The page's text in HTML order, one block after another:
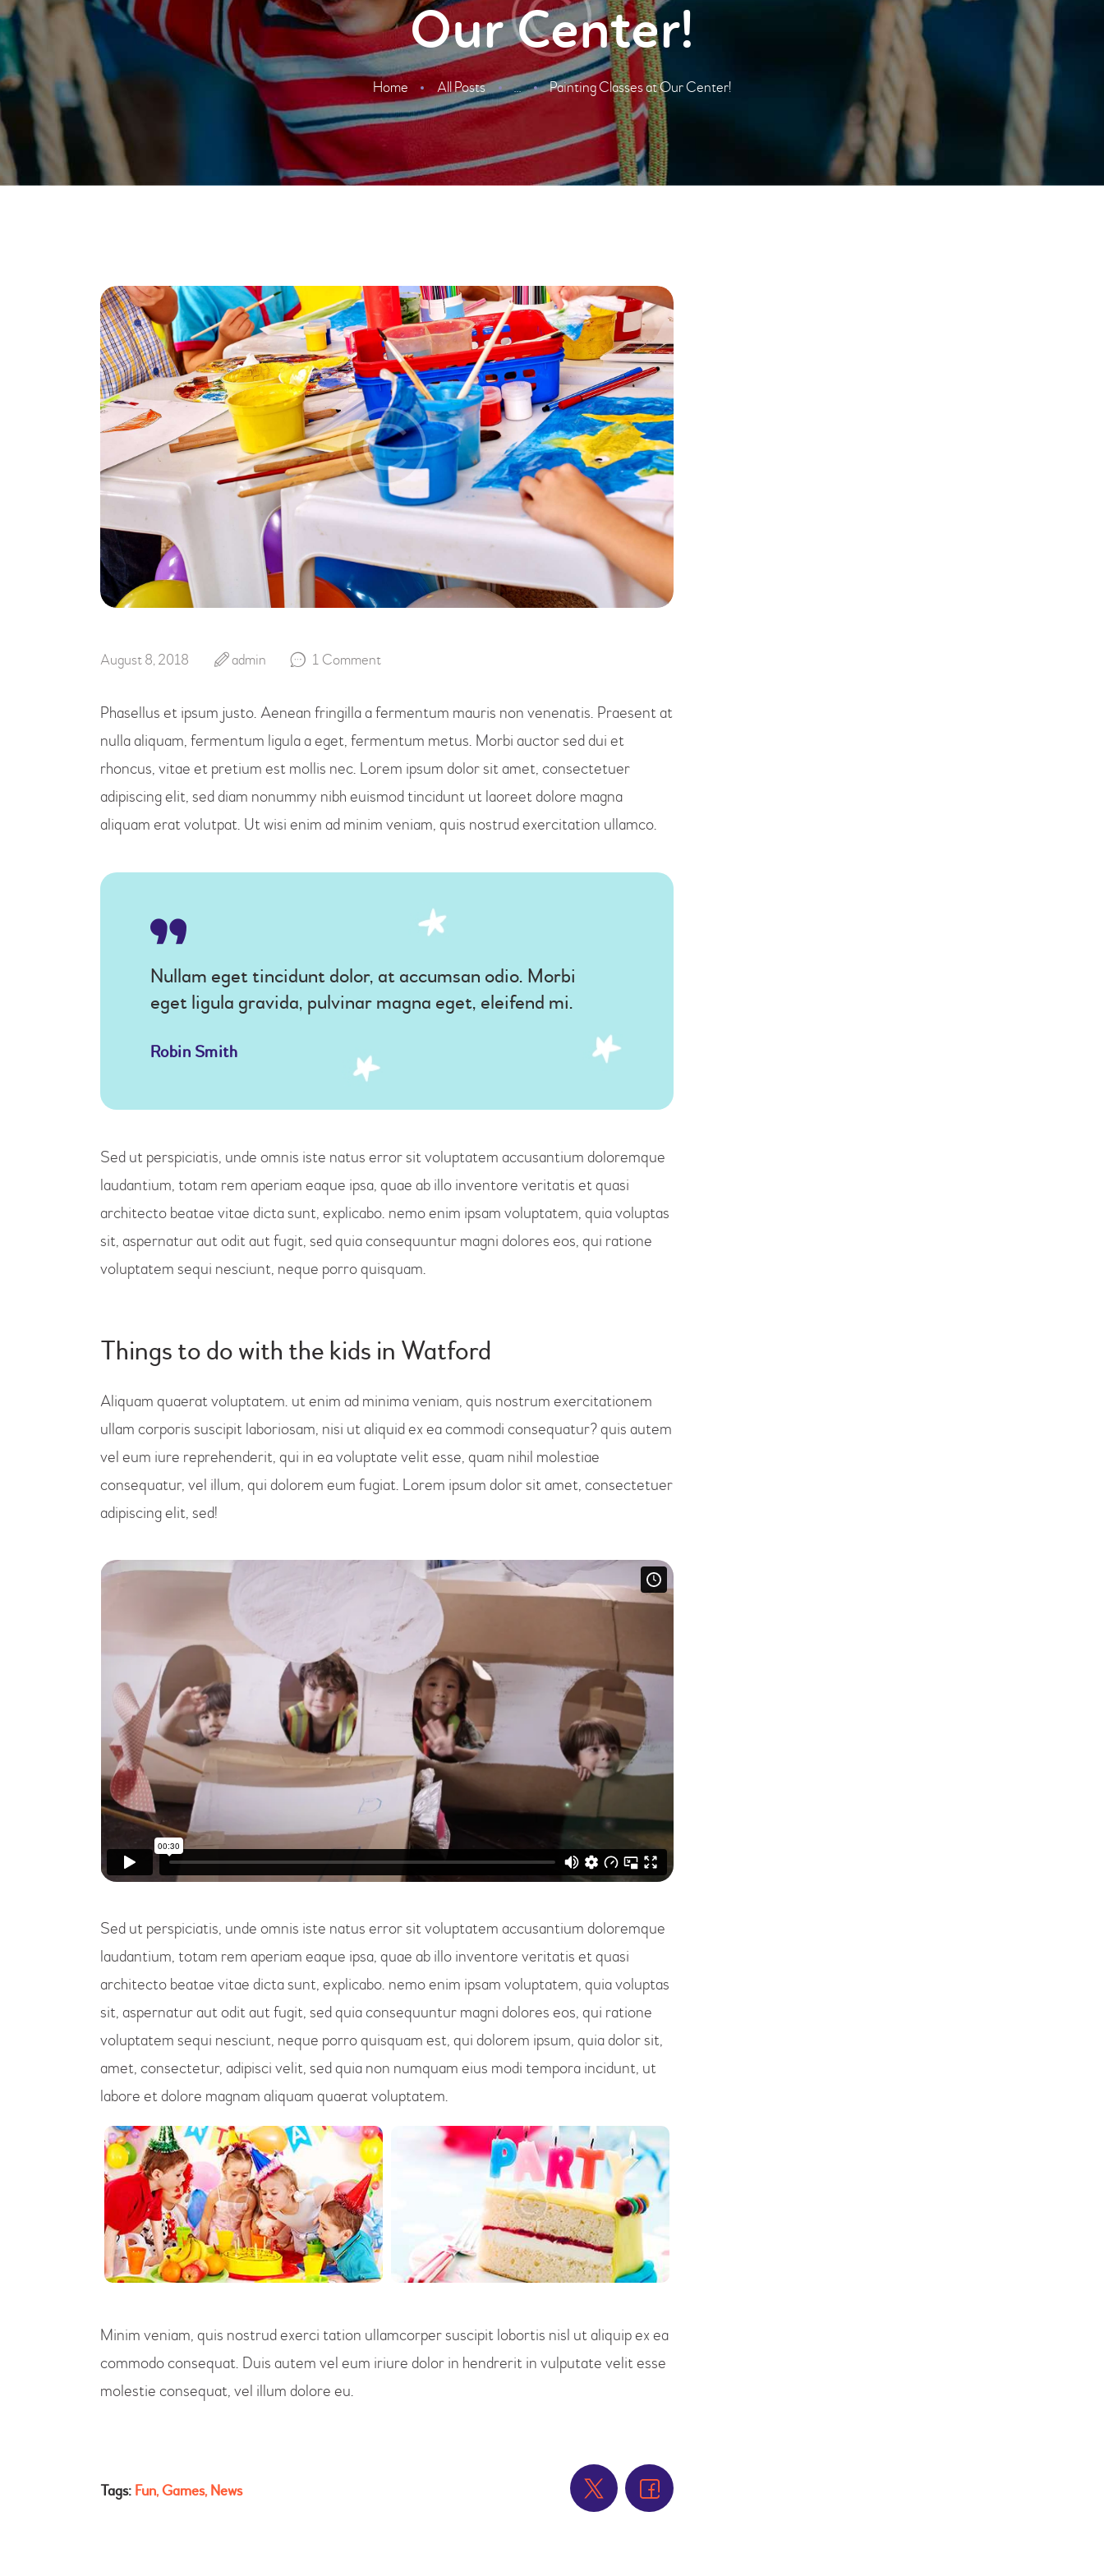
Our Center!
Home All Posts ... Painting Classes at Our Center!
August 8, 2018 1 Comment
admin
Phasellus et ipsum justo. Aenean fringilla a fermentum mauris non venenatis. Praesent at
nulla aliquam, fermentum ligula a eget, fermentum metus. Morbi auctor sed dui et
rhoncus, vitae et pretium est mollis nec. Lorem ipsum dolor sit amet, consectetuer
adipiscing elit, sed diam nonummy nibh euismod tincidunt ut laoreet dolore magna
aliquam erat volutpat. Ut wisi enim ad minim veniam, quis nostrud exercitation ullamco.
Nullam eget tincidunt dolor, at accumsan odio. Morbi
eget ligula gravida, pulvinar magna eget, eleifend mi.
Robin Smith
Sed ut perspiciatis, unde omnis iste natus error sit voluptatem accusantium doloremque
laudantium, totam rem aperiam eaque ipsa, quae ab illo inventore veritatis et quasi
architecto beatae vitae dicta sunt, explicabo. nemo enim ipsam voluptatem, quia voluptas
sit, aspernatur aut odit aut fugit, sed quia consequuntur magni dolores eos, qui ratione
voluptatem sequi nesciunt, neque porro quisquam.
Things to do with the kids in Watford
Aliquam quaerat voluptatem. ut enim ad minima veniam, quis nostrum exercitationem
ullam corporis suscipit laboriosam, nisi ut aliquid ex ea commodi consequatur? quis autem
vel eum iure reprehenderit, qui in ea voluptate velit esse, quam nihil molestiae
consequatur, vel illum, qui dolorem eum fugiat. Lorem ipsum dolor sit amet, consectetuer
adipiscing elit, sed!
Sed ut perspiciatis, unde omnis iste natus error sit voluptatem accusantium doloremque
laudantium, totam rem aperiam eaque ipsa, quae ab illo inventore veritatis et quasi
architecto beatae vitae dicta sunt, explicabo. nemo enim ipsam voluptatem, quia voluptas
sit, aspernatur aut odit aut fugit, sed quia consequuntur magni dolores eos, qui ratione
voluptatem sequi nesciunt, neque porro quisquam est, qui dolorem ipsum, quia dolor sit,
amet, consectetur, adipisci velit, sed quia non numquam eius modi tempora incidunt, ut
labore et dolore magnam aliquam quaerat voluptatem.
Minim veniam, quis nostrud exerci tation ullamcorper suscipit lobortis nisl ut aliquip ex ea
commodo consequat. Duis autem vel eum iriure dolor in hendrerit in vulputate velit esse
molestie consequat, vel illum dolore eu.
Tags: Fun,Games,News